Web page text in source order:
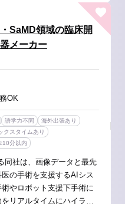
SaMD領域の臨床開
メーカー
OK
語学力不問
海外出張あり
クスタイムあり
10分以内
同社は、画像データと最先
の手術を支援するAIシス
やロボット支援下手術に
リアルタイムにハイライ